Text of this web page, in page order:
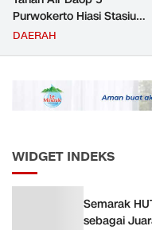
Purwokerto Hiasi Stasiun
dengan Ornamen
DAERAH
WIDGET INDEKS
Semarak
sebagai